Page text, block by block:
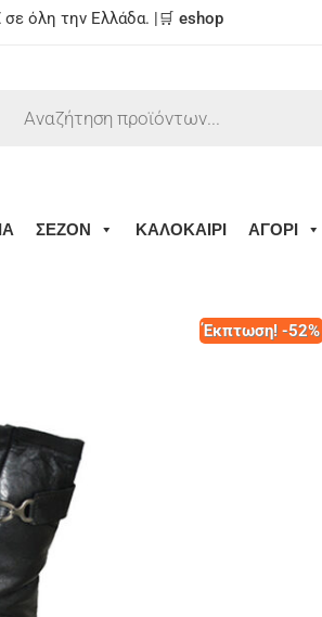
όλη την Ελλάδα. |🛒 eshop
ΣΕΖΟΝ ΚΑΛΟΚΑΙΡΙ ΑΓΟΡΙ
Έκπτωση! -52%